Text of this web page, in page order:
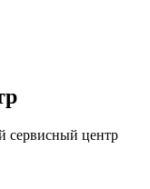
сервисный центр